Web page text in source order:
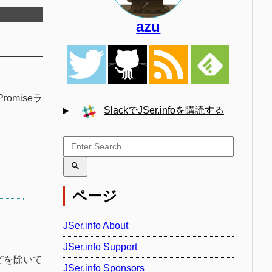
ラ
を除いて
azu
SlackでJSer.infoを購読する
ページ
JSer.info About
JSer.info Support
JSer.info Sponsors